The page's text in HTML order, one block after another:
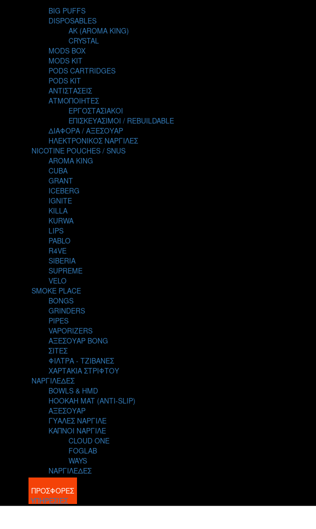
NIGHT LIFE
NUBO
OMERTA LIQUIDS
OPMH PROJECT
S-ELF JUICE
SADBOY
SCANDAL
SECRET FOREST
STEAM CITY LIQUIDS
STEAM TRAIN
STEAMPUNK
TALES
TATTOO
THE ALCHEMIST
THE SMOKER'S CLUB
TIKI MAHU
TWIST
VAPE NOVA
VGOD
WILD ZOO
YETI
ZEUS JUICE
BIG PUFFS
DISPOSABLES
AK (AROMA KING)
CRYSTAL
MODS BOX
MODS KIT
PODS CARTRIDGES
PODS KIT
ΑΝΤΙΣΤΑΣΕΙΣ
ΑΤΜΟΠΟΙΗΤΕΣ
ΕΡΓΟΣΤΑΣΙΑΚΟΙ
ΕΠΙΣΚΕΥΑΣΙΜΟΙ / REBUILDABLE
ΔΙΑΦΟΡΑ / ΑΞΕΣΟΥΑΡ
ΗΛΕΚΤΡΟΝΙΚΟΣ ΝΑΡΓΙΛΕΣ
NICOTINE POUCHES / SNUS
AROMA KING
CUBA
GRANT
ICEBERG
IGNITE
KILLA
KURWA
LIPS
PABLO
R4VE
SIBERIA
SUPREME
VELO
SMOKE PLACE
BONGS
GRINDERS
PIPES
VAPORIZERS
ΑΞΕΣΟΥΑΡ BONG
ΣΙΤΕΣ
ΦΙΛΤΡΑ - ΤΖΙΒΑΝΕΣ
ΧΑΡΤΑΚΙΑ ΣΤΡΙΦΤΟΥ
ΝΑΡΓΙΛΕΔΕΣ
BOWLS & HMD
HOOKAH MAT (ANTI-SLIP)
ΑΞΕΣΟΥΑΡ
ΓΥΑΛΕΣ ΝΑΡΓΙΛΕ
ΚΑΠΝΟΙ ΝΑΡΓΙΛΕ
CLOUD ONE
FOGLAB
WAYS
ΝΑΡΓΙΛΕΔΕΣ
BLOG
ΠΡΟΣΦΟΡΕΣ
ΥΠΗΡΕΣΙΕΣ